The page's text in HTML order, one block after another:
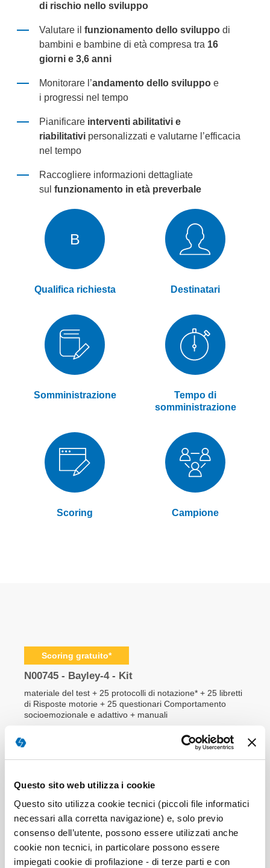
Questo sito web utilizza i cookie
Questo sito utilizza cookie tecnici (piccoli file informatici
necessari alla corretta navigazione) e, solo previo
consenso dell’utente, possono essere utilizzati anche
cookie non tecnici, in particolare possono essere
impiegati cookie di profilazione - di terze parti e con
di rischionello sviluppo
Valutare il funzionamento del lo sviluppo di
bambini e bambine di età compresa tra 16
giorni e 3,6 anni
Monitorare l’andamento dello sviluppo e
i progressi nel tempo
Pianificare interventi abilitativi e
riabilitativi personalizzati e valutarnel ’efficacia
nel tempo
Raccogliere informazioni dettagliate
sul funzionamentoin età preverbale
B
Qualifica richiesta Destinatari
Somministrazione
Tempo di
somministrazione
Scoring Campione
prodotti
raggruppatiScoring gratuito*
N00745 - Bayley-4 - Kit
materiale del test + 25 protocolli di notazione* + 25 libretti
di Risposte motorie + 25 questionari Comportamento
socioemozionale e adattivo + manuali
2.720,00 € 3.200,00 €
- +
ACCEDI E ACQUISTA